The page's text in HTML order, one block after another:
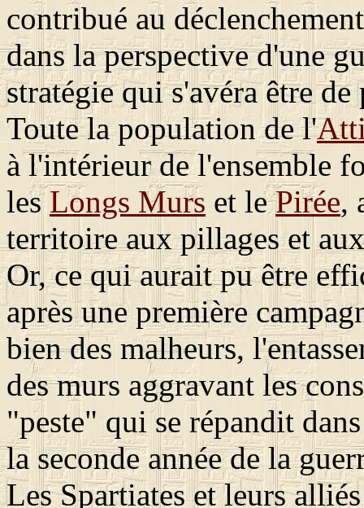
contribué au
dans la perspective d'une
stratégie qui s'avéra être
Toute la population de l'
à l'intérieur de l'ensemble
lesLongs Murs et lePirée,
territoire aux pillages et
Or, ce qui aurait pu être
après une première
bien des malheurs,
des murs aggravant les
"peste" qui se répandit
la seconde année de la
Les Spartiates et leurs